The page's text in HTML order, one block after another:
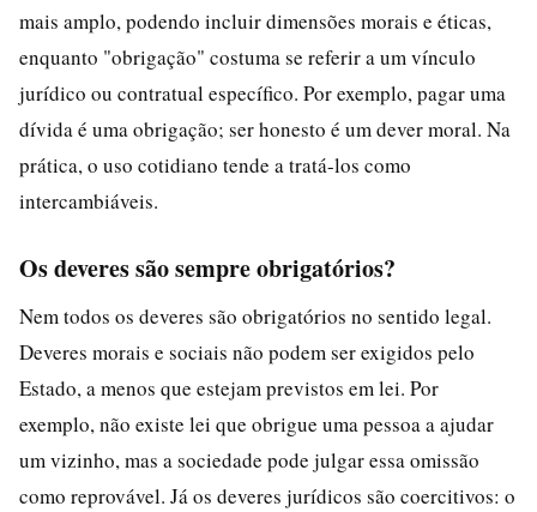
mais amplo, podendo incluir dimensões morais e éticas,
enquanto "obrigação" costuma se referir a um vínculo
jurídico ou contratual específico. Por exemplo, pagar uma
dívida é uma obrigação; ser honesto é um dever moral. Na
prática, o uso cotidiano tende a tratá-los como
intercambiáveis.
Os deveres são sempre obrigatórios?
Nem todos os deveres são obrigatórios no sentido legal.
Deveres morais e sociais não podem ser exigidos pelo
Estado, a menos que estejam previstos em lei. Por
exemplo, não existe lei que obrigue uma pessoa a ajudar
um vizinho, mas a sociedade pode julgar essa omissão
como reprovável. Já os deveres jurídicos são coercitivos: o